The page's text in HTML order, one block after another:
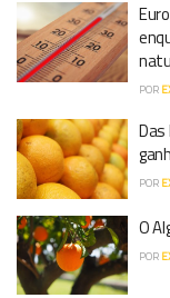
POR
POR
O
POR